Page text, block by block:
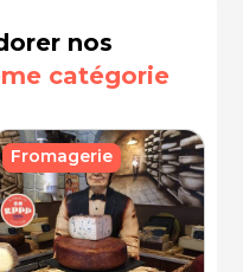
nos
catégorie
Fromagerie